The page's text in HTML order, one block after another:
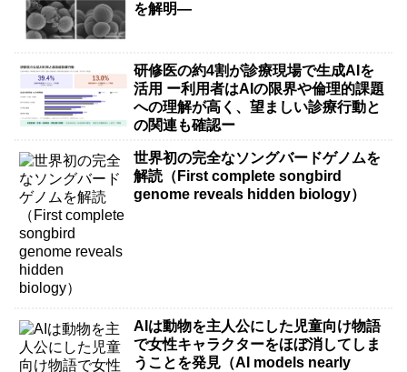
を解明―
研修医の約4割が診療現場で生成AIを
活用 ー利用者はAIの限界や倫理的課題
への理解が高く、望ましい診療行動と
の関連も確認ー
世界初の完全なソングバードゲノムを
解読（First complete songbird
genome reveals hidden biology）
AIは動物を主人公にした児童向け物語
で女性キャラクターをほぼ消してしま
うことを発見（AI models nearly